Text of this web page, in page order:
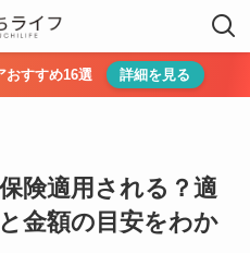
おすすめ16選 詳細を見る
険適用される？適
金額の目安をわか